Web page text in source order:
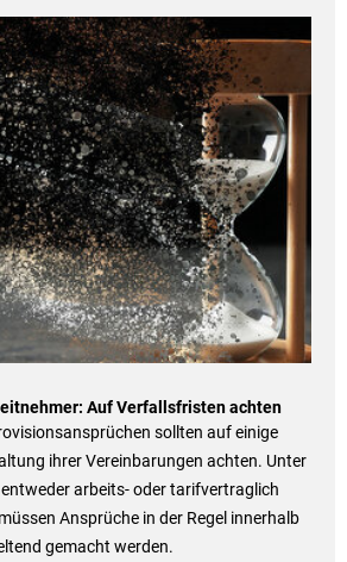
Auf Verfallsfristen achten
sollten auf einige
ihrer Vereinbarungen achten. Unter
arbeits- oder tarifvertraglich
Ansprüche in der Regel innerhalb
gemacht werden.